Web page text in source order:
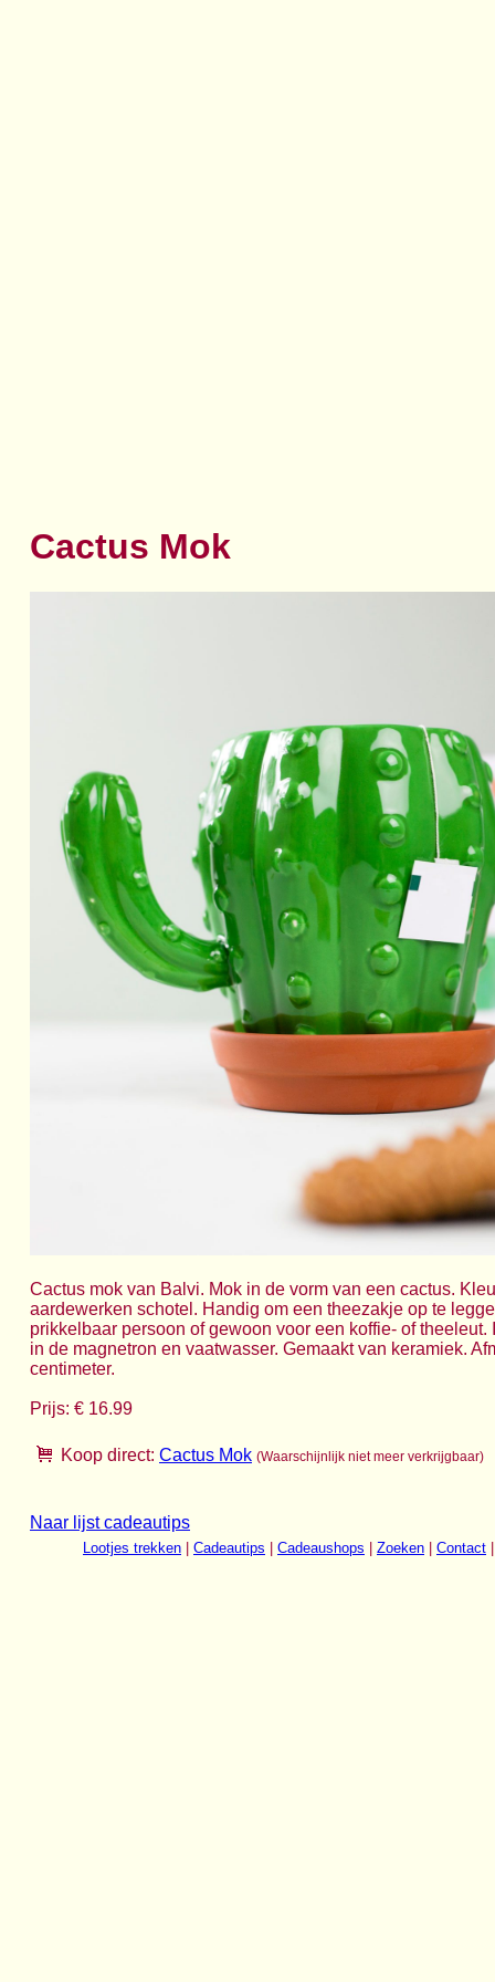
Cactus Mok
Cactus mok van Balvi. Mok in de vorm van een cactus.
aardewerken schotel. Handig om een theezakje op te
prikkelbaar persoon of gewoon voor een koffie- of
in de magnetron en vaatwasser. Gemaakt van keramiek.
centimeter.
Prijs: € 16.99
Koop direct: Cactus Mok (Waarschijnlijk niet meer verkrijgbaar)
Naar lijst cadeautips
Lootjes trekken Cadeautips Cadeaushops Zoeken Contact